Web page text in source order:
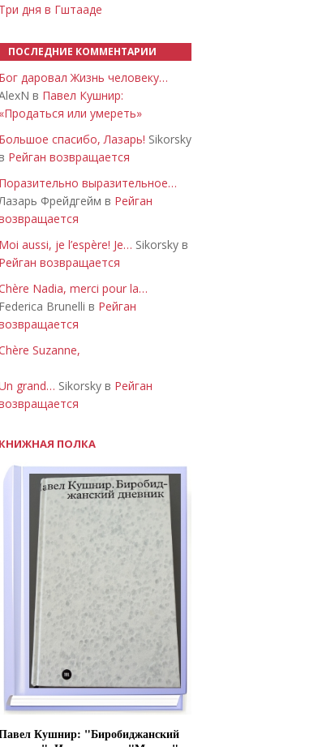
Три дня в Гштааде
ПОСЛЕДНИЕ КОММЕНТАРИИ
Бог даровал Жизнь человеку…
в Павел Кушнир:
«Продаться или умереть»
Большое спасибо, Лазарь! Sikorsky
Рейган возвращается
Поразительно выразительное…
Лазарь Фрейдгейм в Рейган
Moi aussi, je l’espère! Je… Sikorsky в
Рейган возвращается
Nadia, merci pour la…
Federica Brunelli в Рейган
Suzanne,
grand… Sikorsky в Рейган
КНИЖНАЯ ПОЛКА
Кушнир: "Биробиджанский